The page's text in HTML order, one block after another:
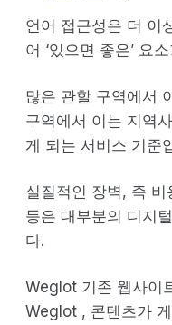
언어 접근성은 더 이
어 ‘있으면 좋은’ 요
많은 관할 구역에서
구역에서 이는 지역
게 되는 서비스 기준
실질적인 장벽, 즉
등은 대부분의 디지
다.
Weglot 기존 웹사이
Weglot , 콘텐츠가